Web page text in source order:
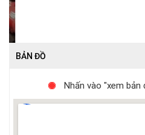
BẢN ĐỒ
Nhấn vào "xem